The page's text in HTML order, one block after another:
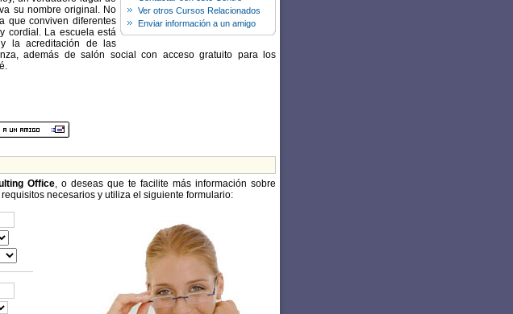
Ver otros Cursos Relacionados
Enviar información a un amigo
su nombre original. No
que conviven diferentes
cordial. La escuela está
la acreditación de las
además de salón social con acceso gratuito para los
Office, o deseas que te facilite más información sobre
necesarios y utiliza el siguiente formulario: